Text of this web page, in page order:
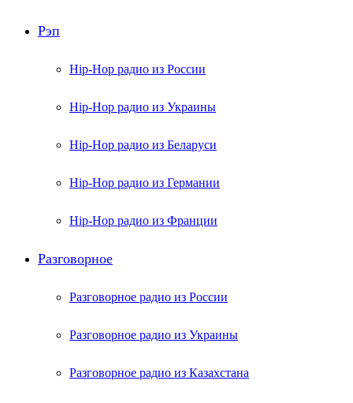
Рэп
Hip-Hop радио из России
Hip-Hop радио из Украины
Hip-Hop радио из Беларуси
Hip-Hop радио из Германии
Hip-Hop радио из Франции
Разговорное
Разговорное радио из России
Разговорное радио из Украины
Разговорное радио из Казахстана